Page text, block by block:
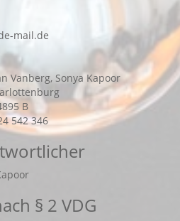
mail.de
Vanberg, Sonya Kapoor
B
542 346
§ 2 VDG